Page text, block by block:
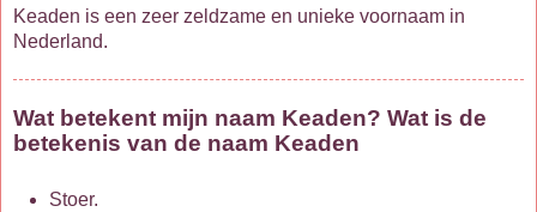
Keaden is een zeer zeldzame en unieke voornaam in
Nederland.
Wat betekent mijn naam Keaden? Wat is de
betekenis van de naam Keaden
Stoer.